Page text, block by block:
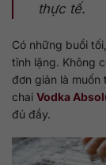
thực tế.
Có những buổi
tĩnh lặng. Không
đơn giản là muốn
chai Vodka
đủ đầy.